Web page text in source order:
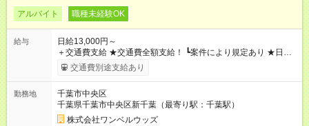
アルバイト 職種未経験OK
給与
日給13,000円～
＋交通費支給 ★交通費全額支給！ ┗案件により規定あり ★日払
いOK！（規定あり） ┗働いたその日に現金GET♪ お仕事後はコ
ンビニATMから 日払い分を引き落とせます！ 【試用期間】試
交通費別途支給あり
勤務地
千葉市中央区
千葉県千葉市中央区新千葉（最寄り駅：千葉駅）
株式会社ワンベルウッズ